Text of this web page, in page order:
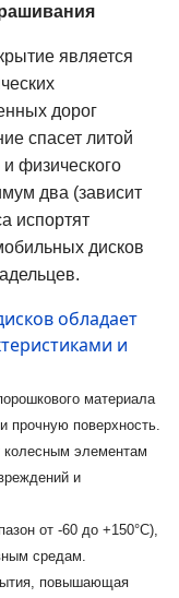
является
дорог
спасет литой
и физического
два (зависит
испортят
дисков
обладает
и
материала
прочную поверхность.
колесным элементам
и
от -60 до +150°C),
средам.
повышающая